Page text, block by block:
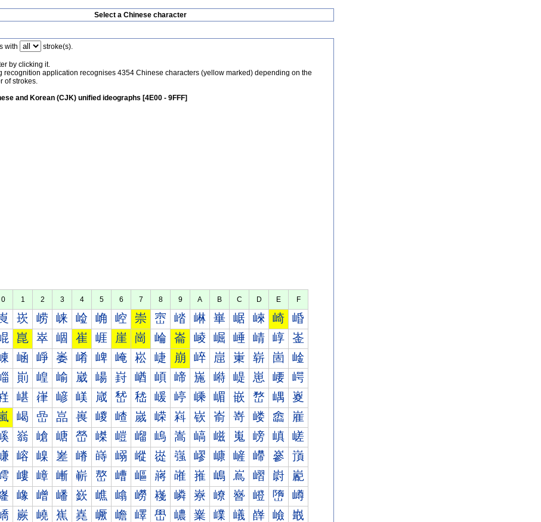
Select a Chinese character
with stroke(s).
by clicking it.
recognition application recognises 4354 Chinese characters (yellow marked) depending on the
of strokes.
and Korean (CJK) unified ideographs [4E00 - 9FFF]
0 1 2 3 4 5 6 7 8 9 A B C D E F
崁 崂 崃 崄 崅 崆 崇 崈 崉 崊 崋 崌 崍 崎 崏
崑 崒 崓 崔 崕 崖 崗 崘 崙 崚 崛 崜 崝 崞 崟
崡 崢 崣 崤 崥 崦 崧 崨 崩 崪 崫 崬 崭 崮 崯
崱 崲 崳 崴 崵 崶 崷 崸 崹 崺 崻 崼 崽 崾 崿
嵁 嵂 嵃 嵄 嵅 嵆 嵇 嵈 嵉 嵊 嵋 嵌 嵍 嵎 嵏
嵑 嵒 嵓 嵔 嵕 嵖 嵗 嵘 嵙 嵚 嵛 嵜 嵝 嵞 嵟
嵡 嵢 嵣 嵤 嵥 嵦 嵧 嵨 嵩 嵪 嵫 嵬 嵭 嵮 嵯
嵱 嵲 嵳 嵴 嵵 嵶 嵷 嵸 嵹 嵺 嵻 嵼 嵽 嵾 嵿
嶁 嶂 嶃 嶄 嶅 嶆 嶇 嶈 嶉 嶊 嶋 嶌 嶍 嶎 嶏
嶑 嶒 嶓 嶔 嶕 嶖 嶗 嶘 嶙 嶚 嶛 嶜 嶝 嶞 嶟
嶡 嶢 嶣 嶤 嶥 嶦 嶧 嶨 嶩 嶪 嶫 嶬 嶭 嶮 嶯